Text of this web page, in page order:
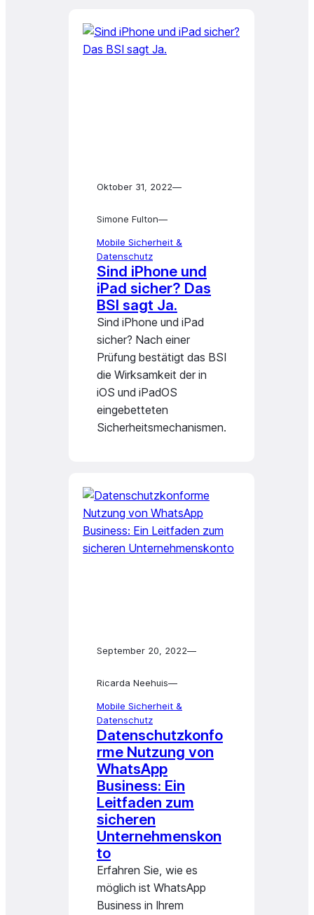
Oktober 31, 2022—
Simone Fulton—
Mobile Sicherheit &
Datenschutz
Sind iPhone und
iPad sicher? Das
BSI sagt Ja.
Sind iPhone und iPad
sicher? Nach einer
Prüfung bestätigt das BSI
die Wirksamkeit der in
iOS und iPadOS
eingebetteten
Sicherheitsmechanismen.
September 20, 2022—
Ricarda Neehuis—
Mobile Sicherheit &
Datenschutz
Datenschutzkonfo
rme Nutzung von
WhatsApp
Business: Ein
Leitfaden zum
sicheren
Unternehmenskon
to
Erfahren Sie, wie es
möglich ist WhatsApp
Business in Ihrem